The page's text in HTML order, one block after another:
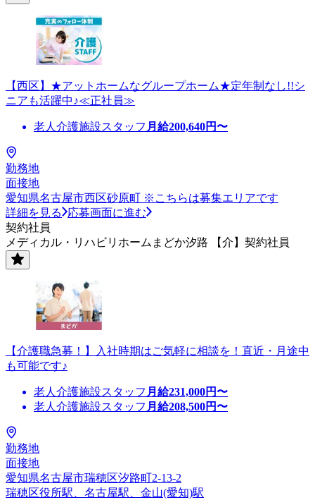
【西区】★アットホームなグループホーム★定年制なし!!シ
ニアも活躍中♪≪正社員≫
老人介護施設スタッフ 月給200,640円〜
勤務地
面接地
愛知県名古屋市西区砂原町 ※こちらは募集エリアです
詳細を見る
応募画面に進む
契約社員
メディカル・リハビリホームまどか汐路 【介】契約社員
【介護職急募！】入社時期はご気軽に相談を！直近・月途中
も可能です♪
老人介護施設スタッフ 月給231,000円〜
老人介護施設スタッフ 月給208,500円〜
勤務地
面接地
愛知県名古屋市瑞穂区汐路町2-13-2
瑞穂区役所駅、名古屋駅、金山(愛知)駅